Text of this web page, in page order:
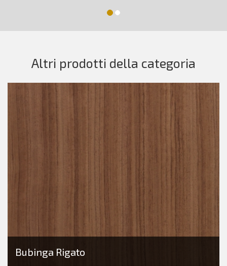
Altri prodotti della categoria
Bubinga Rigato